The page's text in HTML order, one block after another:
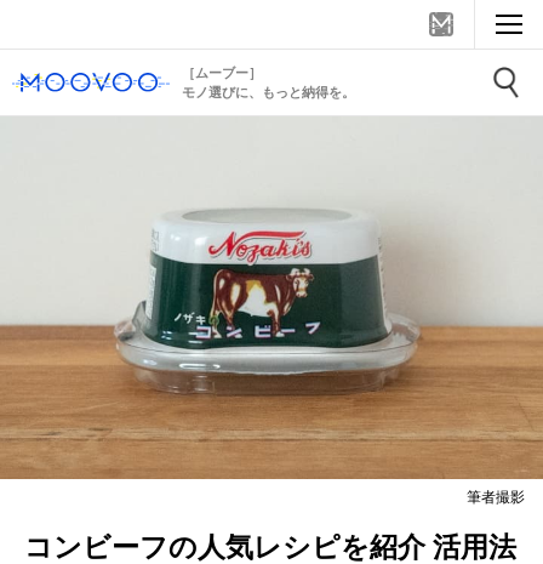
［ムーブー］
モノ選びに、もっと納得を。
筆者撮影
コンビーフの人気レシピを紹介 活用法